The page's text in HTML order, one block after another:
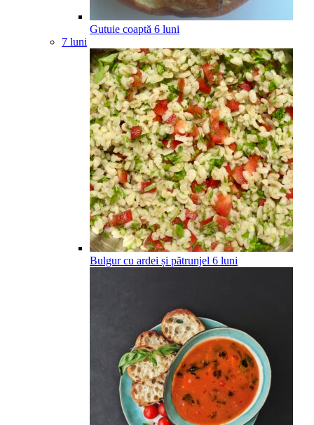
Gutuie coaptă 6 luni
7 luni
Bulgur cu ardei și pătrunjel 6 luni